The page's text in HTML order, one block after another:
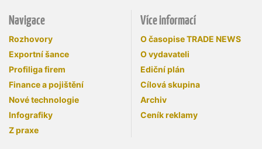
Navigace
Rozhovory
Exportní šance
Profiliga firem
Finance a pojištění
Nové technologie
Infografiky
Z praxe
Více informací
O časopise TRADE NEWS
O vydavateli
Ediční plán
Cílová skupina
Archiv
Ceník reklamy